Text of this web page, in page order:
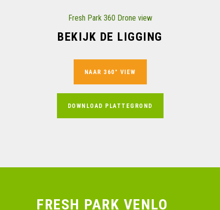
Fresh Park 360 Drone view
BEKIJK DE LIGGING
NAAR 360° VIEW
DOWNLOAD PLATTEGROND
FRESH PARK VENLO